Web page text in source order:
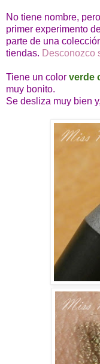
No tiene nombre,
primer experimento
parte de una
tiendas. Desconozco
Tiene un color verde
muy bonito.
Se desliza muy bien